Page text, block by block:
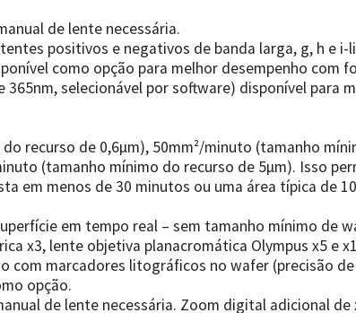
de lente necessária.
positivos e negativos de banda larga, g, h e i-
como opção para melhor desempenho com
selecionável por software) disponível para
recurso de 0,6µm), 50mm²/minuto (tamanho
(tamanho mínimo do recurso de 5µm). Isso
em menos de 30 minutos ou uma área típica de
em tempo real – sem tamanho mínimo de
x3, lente objetiva planacromática Olympus x5 e
com marcadores litográficos no wafer (precisão de
opção.
de lente necessária. Zoom digital adicional de